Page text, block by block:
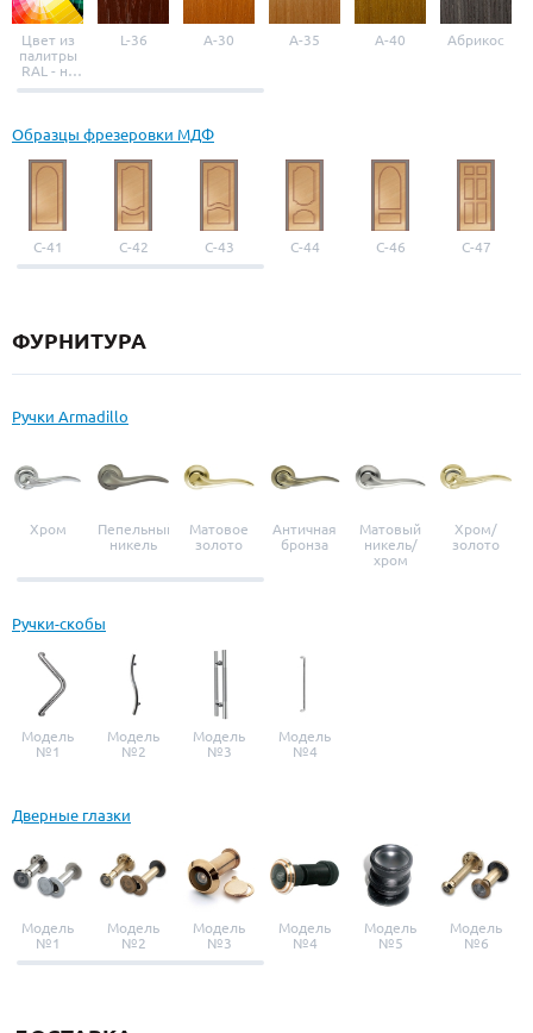
Цвет из
палитры
RAL - на
выбор
L-36 A-30 A-35 A-40 Абрикос
Образцы фрезеровки МДФ
С-41 С-42 С-43 С-44 С-46 С-47
ФУРНИТУРА
Ручки Armadillo
Хром
Пепельный
никель
Матовое
золото
Античная
бронза
Матовый
никель/
хром
Хром/
золото
Ручки-скобы
Модель
№1
Модель
№2
Модель
№3
Модель
№4
Дверные глазки
Модель
№1
Модель
№2
Модель
№3
Модель
№4
Модель
№5
Модель
№6